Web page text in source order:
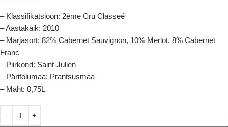
– Klassifikatsioon: 2ème Cru Classeé
– Aastakäik: 2010
– Marjasort: 82% Cabernet Sauvignon, 10% Merlot, 8% Cabernet
Franc
– Piirkond: Saint-Julien
– Päritolumaa: Prantsusmaa
– Maht: 0,75L